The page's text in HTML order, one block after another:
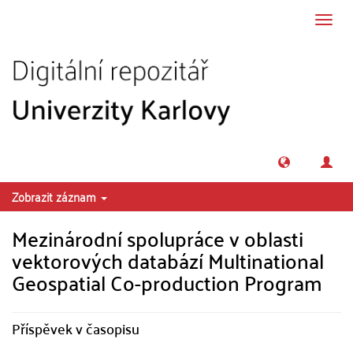
Zobrazit záznam
Mezinárodní spolupráce v oblasti
vektorových databází Multinational
Geospatial Co-production Program
Příspěvek v časopisu